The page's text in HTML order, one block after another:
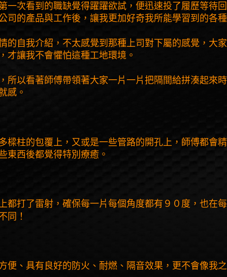
一次看到的職缺覺得躍躍欲試，便迅速投了履歷等待
司的產品與工作後，讓我更加好奇我所能學習到的各
的自我介紹，不太感覺到那種上司對下屬的感覺，大
才讓我不會懼怕這種工地環境。
所以看著師傅帶領著大家一片一片把隔間給拼湊起來
感。
樑柱的包覆上，又或是一些管路的開孔上，師傅都會
東西後都覺得特別療癒。
都打了雷射，確保每一片每個角度都有９０度，也在
同！
便、具有良好的防火、耐燃、隔音效果，更不會像我